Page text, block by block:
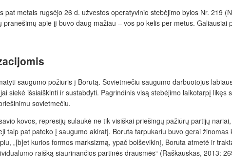
metais rugsėjo 26 d. užvestos operatyvinio stebėjimo bylos Nr. 219
apie jį buvo daug mažiau – vos po kelis per metus.
saugumo požiūris į Borutą. Sovietmečiu saugumo darbuotojus
siekė išsiaiškinti ir sustabdyti. Pagrindinis visą stebėjimo laikotarpį
sovietmečiu.
kovos, represijų sulaukė ne tik visiškai priešingų pažiūrų partijų
taip pat pateko į saugumo akiratį. Boruta tarpukariu buvo gerai
„[b]et kurios formos marksizmą, ypač bolševikinį, Boruta atmetė ir
raišką siaurinančios partinės drausmės“ (Raškauskas, 2013: